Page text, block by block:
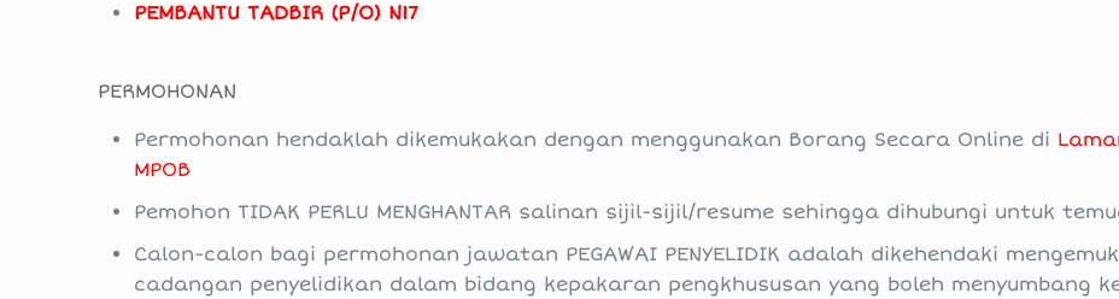
PEMBANTU TADBIR (P/O) N17
PERMOHONAN
Permohonan hendaklah dikemukakan dengan menggunakan Borang Secara Online di
MPOB
Pemohon TIDAK PERLU MENGHANTAR salinan sijil-sijil/resume sehingga dihubungi untuk
Calon-calon bagi permohonan jawatan PEGAWAI PENYELIDIK adalah dikehendaki
cadangan penyelidikan dalam bidang kepakaran pengkhususan yang boleh menyumbang